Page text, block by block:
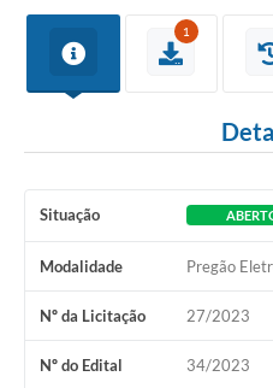
1
Situação
Modalidade Pregão
Nº da Licitação 27/2023
Nº do Edital 34/2023